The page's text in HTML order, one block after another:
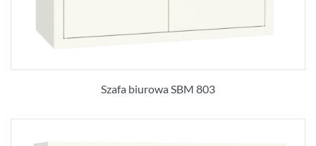
Szafa biurowa SBM 803